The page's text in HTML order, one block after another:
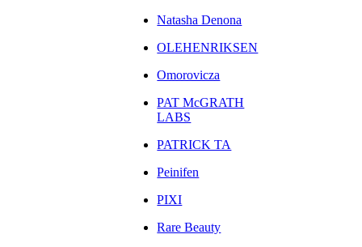
Natasha Denona
OLEHENRIKSEN
Omorovicza
PAT McGRATH
LABS
PATRICK TA
Peinifen
PIXI
Rare Beauty